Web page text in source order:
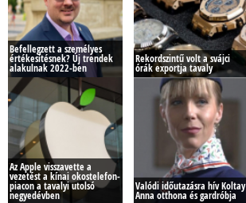
Befellegzett a személyes
értékesítésnek? Új trendek
alakulnak 2022-ben
Rekordszintű volt a svájci
órák exportja tavaly
Az Apple visszavette a
vezetést a kínai okostelefon-
piacon a tavalyi utolsó
negyedévben
Valódi időutazásra hív Koltay
Anna otthona és gardróbja